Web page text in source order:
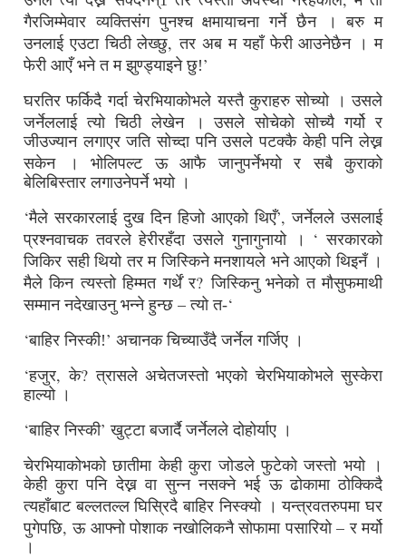
गैरजिम्मेवार व्यक्तिसंग पुनश्च क्षमायाचना गर्ने छैन ।
बरु म
उनलाई एउटा चिठी लेख्छु,तर अब म यहाँ फेरी आउनेछैन । म
फेरी आएँ भने त म झुण्ड्याइने छु!’
घरतिर फर्किदै गर्दा चेरभियाकोभले यस्तै कुराहरु सोच्यो । उसले
जर्नेललाई त्यो चिठी लेखेन ।
उसले सोचेको सोच्यै गर्यो र
जीउज्यान लगाएर जति सोच्दा पनि उसले पटक्कै केही पनि लेख्न
सकेन ।
भोलिपल्ट ऊ आफै जानुपर्नेभयो र सबै कुराको
बेलिबिस्तार लगाउनेपर्ने भयो ।
‘मैले सरकारलाई दुख दिन हिजो आएको थिएँ’,जर्नेलले उसलाई
प्रश्नवाचक तवरले हेरीरहँदा उसले गुनागुनायो ।
‘सरकारको
जिकिर सही थियो तर म जिस्किने मनशायले भने आएको थिइनँ ।
मैले किन त्यस्तो हिम्मत गर्थें र?जिस्किनु भनेको त मौसुफमाथी
सम्मान नदेखाउनु भन्ने हुन्छ –त्यो त-‘
‘बाहिर निस्की!’ अचानक चिच्याउँदै जर्नेल गर्जिए ।
‘हजुर,के?त्रासले अचेतजस्तो भएको चेरभियाकोभले सुस्केरा
हाल्यो ।
‘बाहिर निस्की’खुट्टा बजार्दै जर्नेलले दोहोर्याए ।
चेरभियाकोभको छातीमा केही कुरा जोडले फुटेको जस्तो भयो ।
केही कुरा पनि देख्न वा सुन्न नसक्ने भई ऊ ढोकामा ठोक्किदै
त्यहाँबाट बल्लतल्ल घिस्रिदै बाहिर निस्क्यो । यन्त्रवतरुपमा घर
पुगेपछि,ऊ आफ्नो पोशाक नखोलिकनै सोफामा पसारियो–र मर्यो
।